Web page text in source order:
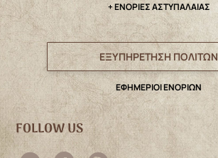
+ ΕΝΟΡΙΕΣ ΑΣΤΥΠΑΛΑΙΑΣ
ΕΞΥΠΗΡΕΤΗΣΗ ΠΟΛΙΤΩΝ
ΕΦΗΜΕΡΙΟΙ ΕΝΟΡΙΩΝ
FOLLOW US